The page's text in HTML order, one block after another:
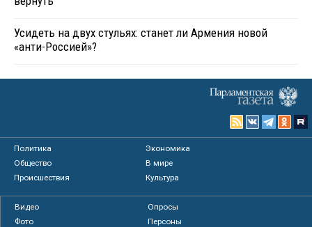
Усидеть на двух стульях: станет ли Армения новой
«анти-Россией»?
Политика
Экономика
Общество
В мире
Происшествия
Культура
Видео
Опросы
Фото
Персоны